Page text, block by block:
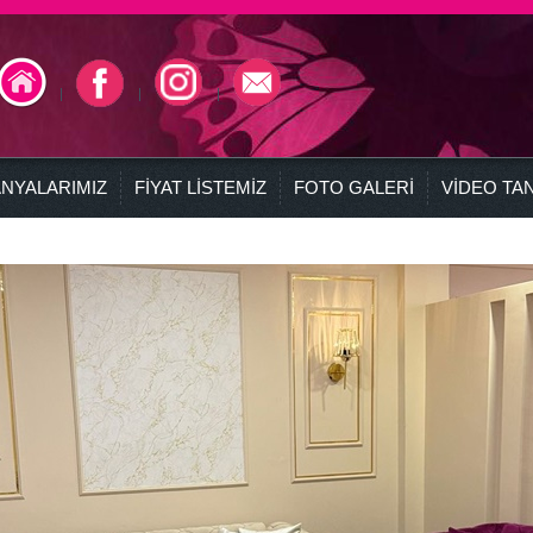
FİYAT LİSTEMİZ FOTO GALERİ VİDEO